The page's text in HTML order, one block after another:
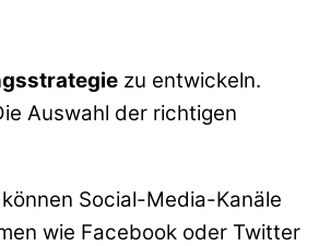
zu entwickeln.
Auswahl der richtigen
Social-Media-Kanäle
wie Facebook oder Twitter